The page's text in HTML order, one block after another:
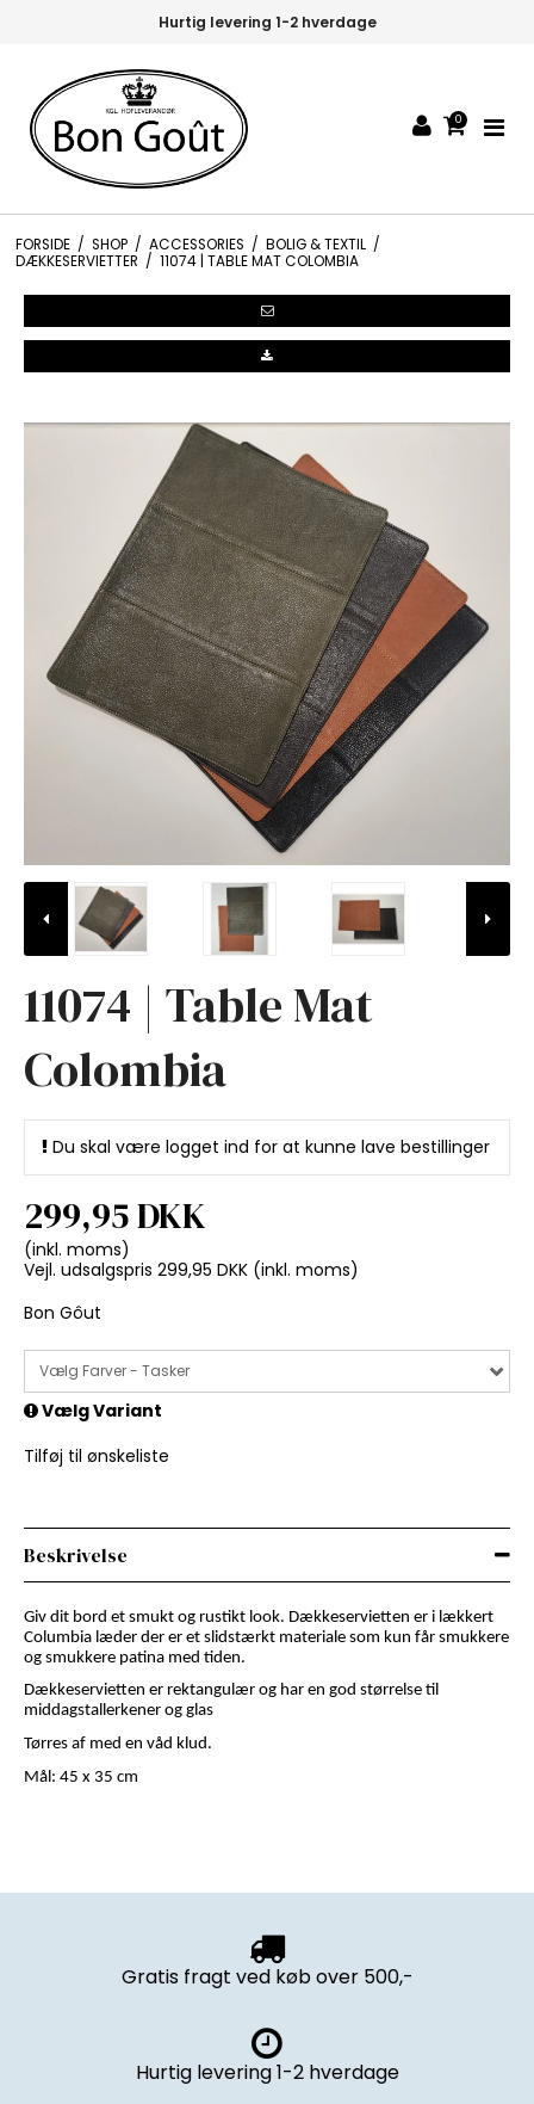
Hurtig levering 1-2 hverdage
0
FORSIDE / SHOP / ACCESSORIES / BOLIG & TEXTIL /
DÆKKESERVIETTER / 11074 | TABLE MAT COLOMBIA
11074 | Table Mat
Colombia
Du skal være logget ind for at kunne lave bestillinger
299,95 DKK
(inkl. moms)
Vejl. udsalgspris 299,95 DKK (inkl. moms)
Bon Gôut
Vælg Farver - Tasker
Vælg Variant
Tilføj til ønskeliste
Beskrivelse
Giv dit bord et smukt og rustikt look. Dækkeservietten er i lækkert
Columbia læder der er et slidstærkt materiale som kun får smukkere
og smukkere patina med tiden.
Dækkeservietten er rektangulær og har en god størrelse til
middagstallerkener og glas
Tørres af med en våd klud.
Mål: 45 x 35 cm
Gratis fragt ved køb over 500,-
Hurtig levering 1-2 hverdage